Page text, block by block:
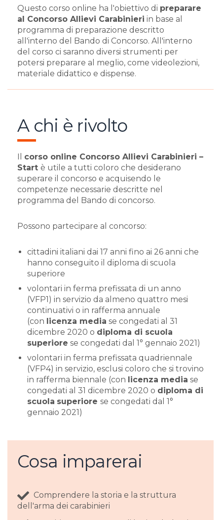
Questo corso online ha l'obiettivo di preparare
al Concorso Allievi Carabinieri in base al
programma di preparazione descritto
all'interno del Bando di Concorso. All'interno
del corso ci saranno diversi strumenti per
potersi preparare al meglio, come videolezioni,
materiale didattico e dispense.
A chi è rivolto
corso online Concorso Allievi Carabinieri –
Start è utile a tutti coloro che desiderano
superare il concorso e acquisendo le
competenze necessarie descritte nel
programma del Bando di concorso.
Possono partecipare al concorso:
cittadini italiani dai 17 anni fino ai 26 anni che
hanno conseguito il diploma di scuola
superiore
volontari in ferma prefissata di un anno
(VFP1) in servizio da almeno quattro mesi
continuativi o in rafferma annuale
(con licenza media se congedati al 31
dicembre 2020 o diploma di scuola
superiore se congedati dal 1° gennaio 2021)
volontari in ferma prefissata quadriennale
(VFP4) in servizio, esclusi coloro che si trovino
in rafferma biennale (con licenza media se
congedati al 31 dicembre 2020 o diploma di
scuola superiore se congedati dal 1°
gennaio 2021)
Cosa imparerai
Comprendere la storia e la struttura
dell'arma dei carabinieri